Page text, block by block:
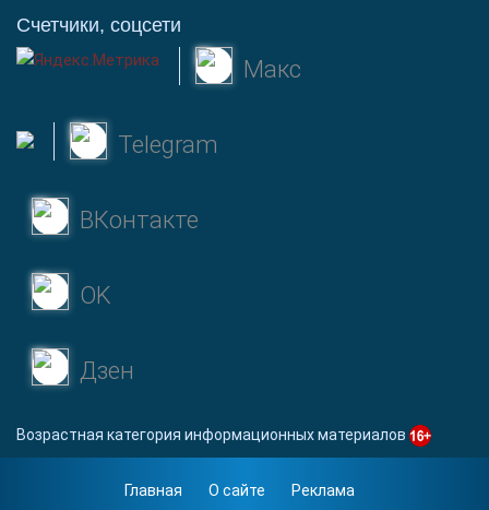
Счетчики, соцсети
Макс
Telegram
ВКонтакте
OK
Дзен
Возрастная категория информационных материалов
Главная О сайте Реклама